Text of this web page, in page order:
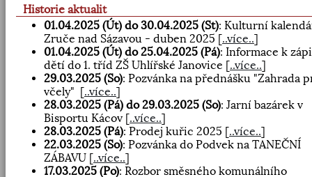
Historie aktualit
01.04.2025 (Út) do 30.04.2025 (St): Kulturní
Zruče nad Sázavou - duben 2025 [..více..]
01.04.2025 (Út) do 25.04.2025 (Pá): Informace k
dětí do 1. tříd ZŠ Uhlířské Janovice [..více..]
29.03.2025 (So): Pozvánka na přednášku "Zahrada
včely" [..více..]
28.03.2025 (Pá) do 29.03.2025 (So): Jarní bazárek v
Bisportu Kácov [..více..]
28.03.2025 (Pá): Prodej kuřic 2025 [..více..]
22.03.2025 (So): Pozvánka do Podvek na TANEČNÍ
ZÁBAVU [..více..]
17.03.2025 (Po): Rozbor směsného komunálního